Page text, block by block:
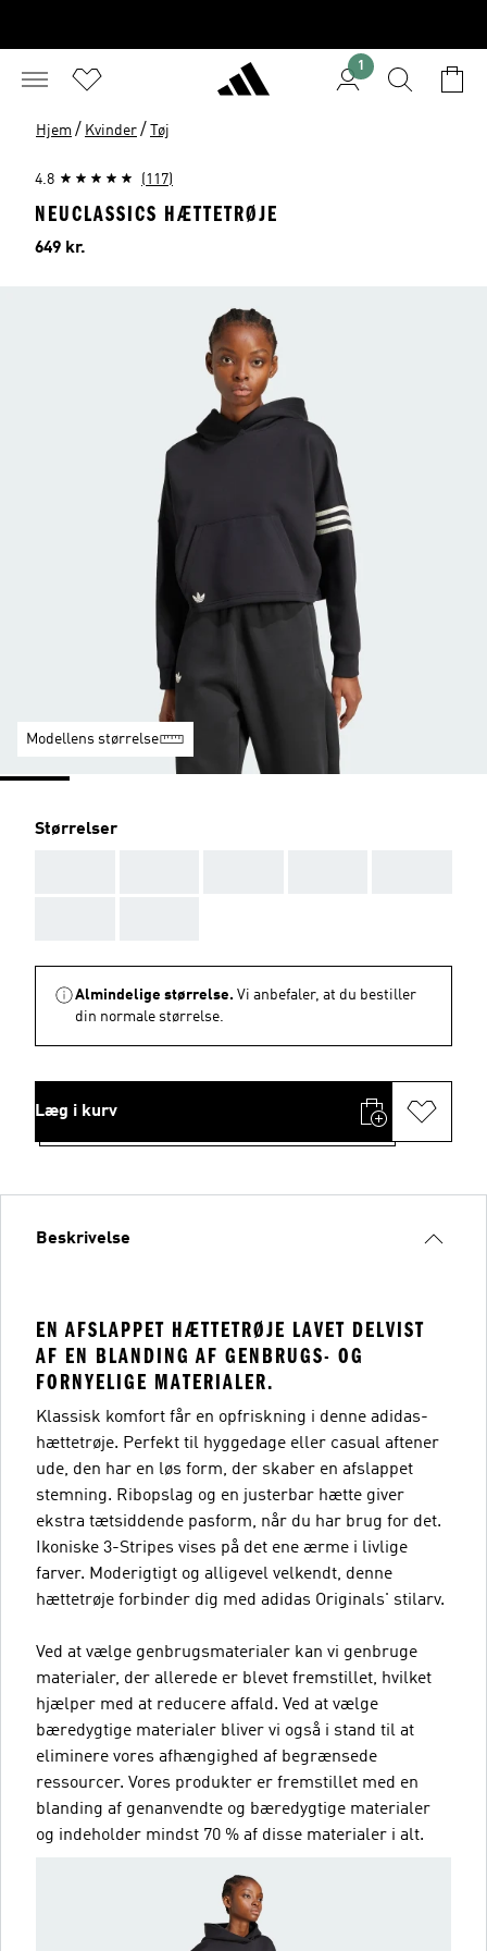
1
Hjem / Kvinder / Tøj
4.8 (117)
NEUCLASSICS HÆTTETRØJE
Pris
649 kr.
Modellens størrelse
Størrelser
Almindelige størrelse. Vi anbefaler, at du bestiller
din normale størrelse.
Læg i kurv
Beskrivelse
EN AFSLAPPET HÆTTETRØJE LAVET DELVIST
AF EN BLANDING AF GENBRUGS- OG
FORNYELIGE MATERIALER.
Klassisk komfort får en opfriskning i denne adidas-
hættetrøje. Perfekt til hyggedage eller casual aftener
ude, den har en løs form, der skaber en afslappet
stemning. Ribopslag og en justerbar hætte giver
ekstra tætsiddende pasform, når du har brug for det.
Ikoniske 3-Stripes vises på det ene ærme i livlige
farver. Moderigtigt og alligevel velkendt, denne
hættetrøje forbinder dig med adidas Originals' stilarv.
Ved at vælge genbrugsmaterialer kan vi genbruge
materialer, der allerede er blevet fremstillet, hvilket
hjælper med at reducere affald. Ved at vælge
bæredygtige materialer bliver vi også i stand til at
eliminere vores afhængighed af begrænsede
ressourcer. Vores produkter er fremstillet med en
blanding af genanvendte og bæredygtige materialer
og indeholder mindst 70 % af disse materialer i alt.